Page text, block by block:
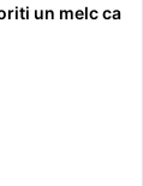
un melc ca